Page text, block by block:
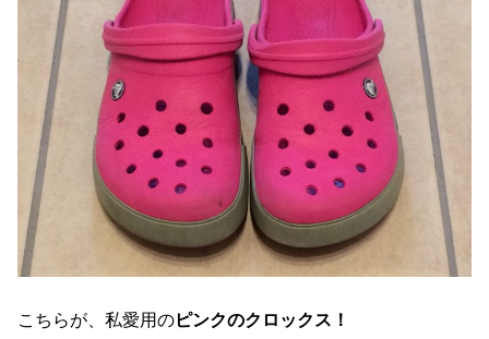
こちらが、私愛用のピンクのクロックス！